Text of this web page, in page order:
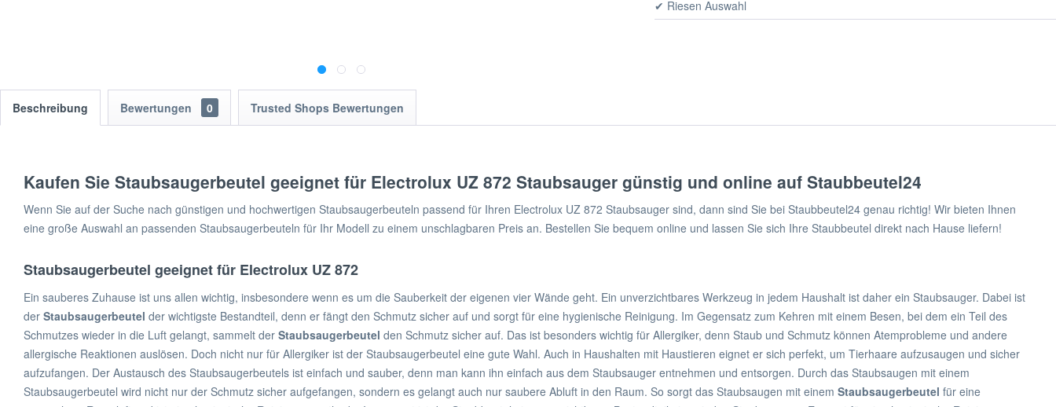
✔ Riesen Auswahl
Beschreibung Bewertungen 0 Trusted Shops Bewertungen
Kaufen Sie Staubsaugerbeutel geeignet für Electrolux UZ 872 Staubsauger günstig und online auf Staubbeutel24
Wenn Sie auf der Suche nach günstigen und hochwertigen Staubsaugerbeuteln passend für Ihren Electrolux UZ 872 Staubsauger sind, dann sind Sie bei Staubbeutel24 genau richtig! Wir bieten Ihnen
eine große Auswahl an passenden Staubsaugerbeuteln für Ihr Modell zu einem unschlagbaren Preis an. Bestellen Sie bequem online und lassen Sie sich Ihre Staubbeutel direkt nach Hause liefern!
Staubsaugerbeutel geeignet für Electrolux UZ 872
Ein sauberes Zuhause ist uns allen wichtig, insbesondere wenn es um die Sauberkeit der eigenen vier Wände geht. Ein unverzichtbares Werkzeug in jedem Haushalt ist daher ein Staubsauger. Dabei ist
der Staubsaugerbeutel der wichtigste Bestandteil, denn er fängt den Schmutz sicher auf und sorgt für eine hygienische Reinigung. Im Gegensatz zum Kehren mit einem Besen, bei dem ein Teil des
Schmutzes wieder in die Luft gelangt, sammelt der Staubsaugerbeutel den Schmutz sicher auf. Das ist besonders wichtig für Allergiker, denn Staub und Schmutz können Atemprobleme und andere
allergische Reaktionen auslösen. Doch nicht nur für Allergiker ist der Staubsaugerbeutel eine gute Wahl. Auch in Haushalten mit Haustieren eignet er sich perfekt, um Tierhaare aufzusaugen und sicher
aufzufangen. Der Austausch des Staubsaugerbeutels ist einfach und sauber, denn man kann ihn einfach aus dem Staubsauger entnehmen und entsorgen. Durch das Staubsaugen mit einem
Staubsaugerbeutel wird nicht nur der Schmutz sicher aufgefangen, sondern es gelangt auch nur saubere Abluft in den Raum. So sorgt das Staubsaugen mit einem Staubsaugerbeutel für eine